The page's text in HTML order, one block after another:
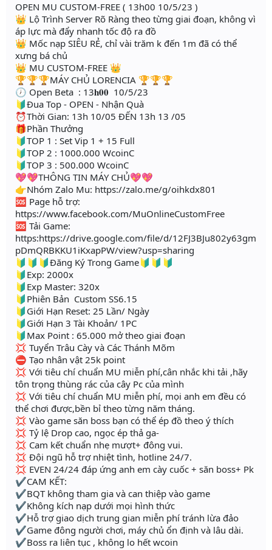
OPEN MU CUSTOM-FREE ( 13h00 10/5/23 )
👑 Lộ Trình Server Rõ Ràng theo từng giai đoạn, không vì
áp lực mà đẩy nhanh tốc độ ra đồ
👑 Mốc nạp SIÊU RẺ, chỉ vài trăm k đến 1m đã có thể
xưng bá chủ
👑 MU CUSTOM-FREE 👑
🏆🏆🏆MÁY CHỦ LORENCIA 🏆🏆🏆
🕖 Open Beta : 13𝐡𝟎𝟎 10/5/23
🔰Đua Top - OPEN - Nhận Quà
⏰Thời Gian: 13h 10/05 ĐẾN 13h 13 /05
🎁Phần Thưởng
🔰TOP 1 : Set Vip 1 + 15 Full
🔰TOP 2 : 1000.000 WcoinC
🔰TOP 3 : 500.000 WcoinC
💖💖THÔNG TIN MÁY CHỦ💖💖
👉Nhóm Zalo Mu: https://zalo.me/g/oihkdx801
🆘 Page hỗ trợ:
https://www.facebook.com/MuOnlineCustomFree
🆘 Tải Game:
https:https://drive.google.com/file/d/12FJ3BJu802y63gm
pDmQRBKKU1iKxapPW/view?usp=sharing
🔰🔰🔰Đăng Ký Trong Game🔰🔰🔰
🔰Exp: 2000x
🔰Exp Master: 320x
🔰Phiên Bản Custom SS6.15
🔰Giới Hạn Reset: 25 Lần/ Ngày
🔰Giới Hạn 3 Tài Khoản/ 1PC
🔰Max Point : 65.000 mở theo giai đoạn
💢 Tuyển Trâu Cày và Các Thánh Mõm
⛔ Tạo nhân vật 25k point
💢 Với tiêu chí chuẩn MU miễn phí,cân nhắc khi tải ,hãy
tôn trọng thùng rác của cây Pc của mình
💢 Với tiêu chí chuẩn MU miễn phí, mọi anh em đều có
thể chơi được,bền bỉ theo từng năm tháng.
💢 Vào game săn boss bạn có thể ép đồ theo ý thích
💢 Tỷ lệ Drop cao, ngọc ép thả ga-
💢 Cam kết chuẩn nhẹ mượt+ đông vui.
💢 Đội ngũ hỗ trợ nhiệt tình, hotline 24/7.
💢 EVEN 24/24 đáp ứng anh em cày cuốc + săn boss+ Pk
✔CAM KẾT:
✔BQT không tham gia và can thiệp vào game
✔Không kích nạp dưới mọi hình thức
✔Hỗ trợ giao dịch trung gian miễn phí tránh lừa đảo
✔Game đông người chơi, máy chủ ổn định và lâu dài.
✔Boss ra liên tục , không lo hết wcoin